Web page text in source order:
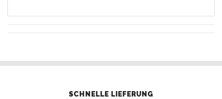
SCHNELLE LIEFERUNG